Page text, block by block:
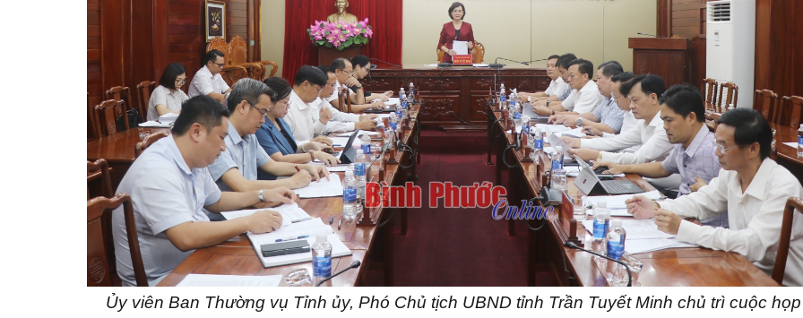
Ủy viên Ban Thường vụ Tỉnh ủy, Phó Chủ tịch UBND tỉnh Trần Tuyết Minh chủ trì cuộc họp